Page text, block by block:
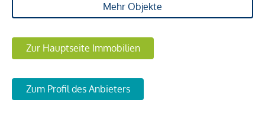
Mehr Objekte
Zur Hauptseite Immobilien
Zum Profil des Anbieters